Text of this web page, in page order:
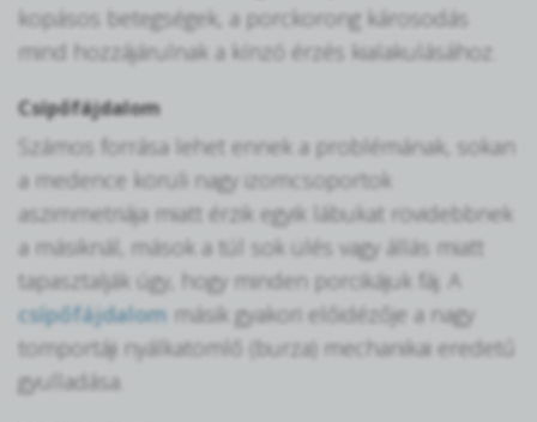
kopásos betegségek, a porckorong károsodás
mind hozzájárulnak a kínzó érzés kialakulásához.
Csípőfájdalom
Számos forrása lehet ennek a problémának, sokan
a medence körüli nagy izomcsoportok
aszimmetriája miatt érzik egyik lábukat rövidebbnek
a másiknál, mások a túl sok ülés vagy állás miatt
tapasztalják úgy, hogy minden porcikájuk fáj. A
csípőfájdalom másik gyakori előidézője a nagy
tomportáji nyálkatömlő (burza) mechanikai eredetű
gyulladása.